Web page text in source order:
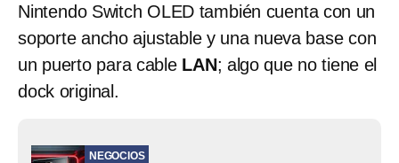
Nintendo Switch OLED también cuenta con un
soporte ancho ajustable y una nueva base con
un puerto para cable LAN; algo que no tiene el
dock original.
NEGOCIOS